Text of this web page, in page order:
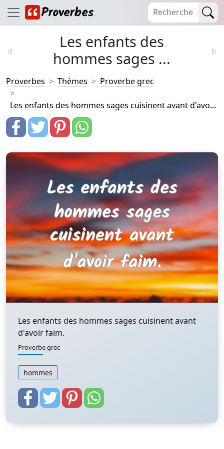
Les enfants des
hommes sages ...
Proverbes Thémes Proverbe grec
Les enfants des hommes sages cuisinent avant d'avo...
Les enfants des hommes sages cuisinent avant
d'avoir faim.
Proverbe grec
hommes